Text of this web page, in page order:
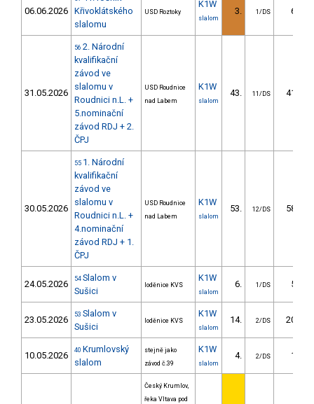
06.06.2026 Křivoklátského
slalomu
USD Roztoky
K1W
slalom
3. 1/DS 6.24
31.05.2026
56 2. Národní
kvalifikační
závod ve
slalomu v
Roudnici n.L. +
5.nominační
závod RDJ + 2.
ČPJ
USD Roudnice
nad Labem
K1W
slalom
43. 11/DS 41.78
30.05.2026
55 1. Národní
kvalifikační
závod ve
slalomu v
Roudnici n.L. +
4.nominační
závod RDJ + 1.
ČPJ
USD Roudnice
nad Labem
K1W
slalom
53. 12/DS 58.79
24.05.2026 54 Slalom v
Sušici
loděnice KVS
K1W
slalom
6. 1/DS 5.10
23.05.2026 53 Slalom v
Sušici
loděnice KVS
K1W
slalom
14. 2/DS 20.77
10.05.2026 40 Krumlovský
slalom
stejně jako
závod č.39
K1W
slalom
4. 2/DS 1.20
Český Krumlov,
řeka Vltava pod